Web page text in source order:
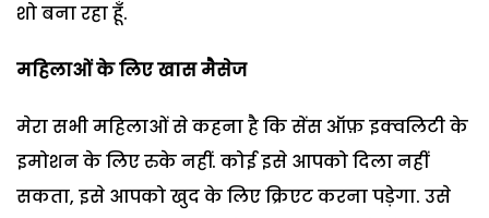
शो बना रहा हूँ.
महिलाओं के लिए खास मैसेज
मेरा सभी महिलाओं से कहना है कि सेंस ऑफ़ इक्वलिटी के
इमोशन के लिए रुके नहीं. कोई इसे आपको दिला नहीं
सकता, इसे आपको खुद के लिए क्रिएट करना पड़ेगा. उसे